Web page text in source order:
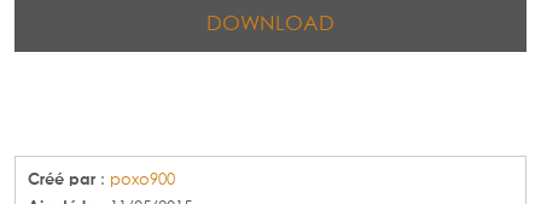
DOWNLOAD
Créé par : poxo900